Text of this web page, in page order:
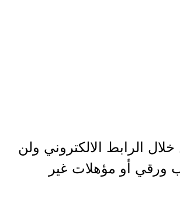
الرابط الالكتروني ولن
ورقي أو مؤهلات غير